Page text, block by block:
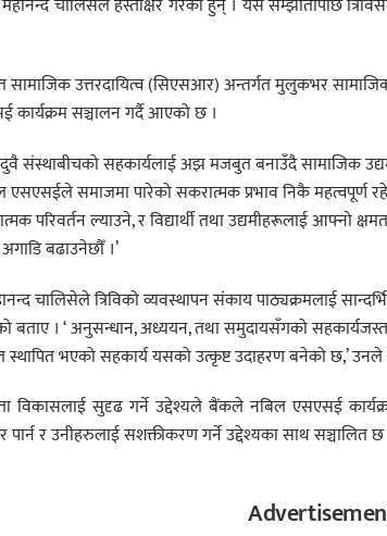
महानन्द चालिसेले हस्ताक्षर गरेका हुन् । यस सम्झौतापछि
उत्तरदायित्व (सिएसआर) अन्तर्गत मुलुकभर सामाजिक
कार्यक्रम सञ्चालन गर्दै आएको छ ।
संस्थाबीचको सहकार्यलाई अझ मजबुत बनाउँदै सामाजिक
एसएसईले समाजमा पारेको सकरात्मक प्रभाव निकै महत्वपूर्ण
परिवर्तन ल्याउने, र विद्यार्थी तथा उद्यमीहरूलाई आफ्नो
बढाउनेछौँ ।’
चालिसेले त्रिविको व्यवस्थापन संकाय पाठ्यक्रमलाई
बताए । ‘ अनुसन्धान, अध्ययन, तथा समुदायसँगको सहकार्यजस्ता
भएको सहकार्य यसको उत्कृष्ट उदाहरण बनेको छ,’
विकासलाई सुदृढ गर्ने उद्देश्यले बैंकले नबिल एसएसई
पार्न र उनीहरुलाई सशक्तीकरण गर्ने उद्देश्यका साथ सञ्चालित छ